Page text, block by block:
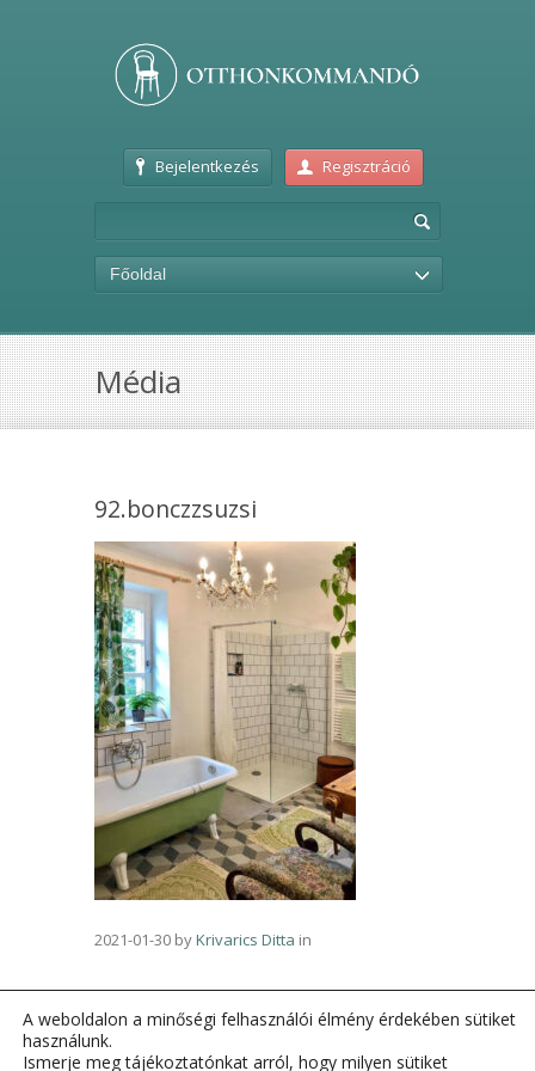
Bejelentkezés Regisztráció
Főoldal
Média
92.bonczzsuzsi
2021-01-30 byKrivarics Ditta in
A weboldalon a minőségi felhasználói élmény érdekében sütiket
használunk.
Ismerje meg tájékoztatónkat arról, hogy milyen sütiket